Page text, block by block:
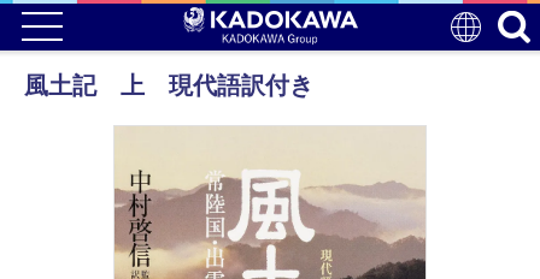
風土記 上 現代語訳付き